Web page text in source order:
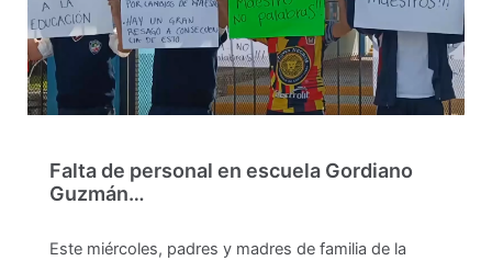
Falta de personal en escuela Gordiano
Guzmán…
Este miércoles, padres y madres de familia de la